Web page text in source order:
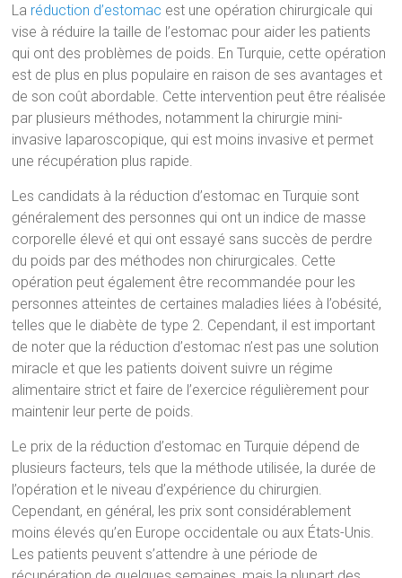
La réduction d’estomac est une opération chirurgicale qui
vise à réduire la taille de l’estomac pour aider les patients
qui ont des problèmes de poids. En Turquie, cette opération
est de plus en plus populaire en raison de ses avantages et
de son coût abordable. Cette intervention peut être réalisée
par plusieurs méthodes, notamment la chirurgie mini-
invasive laparoscopique, qui est moins invasive et permet
une récupération plus rapide.
Les candidats à la réduction d’estomac en Turquie sont
généralement des personnes qui ont un indice de masse
corporelle élevé et qui ont essayé sans succès de perdre
du poids par des méthodes non chirurgicales. Cette
opération peut également être recommandée pour les
personnes atteintes de certaines maladies liées à l’obésité,
telles que le diabète de type 2. Cependant, il est important
de noter que la réduction d’estomac n’est pas une solution
miracle et que les patients doivent suivre un régime
alimentaire strict et faire de l’exercice régulièrement pour
maintenir leur perte de poids.
Le prix de la réduction d’estomac en Turquie dépend de
plusieurs facteurs, tels que la méthode utilisée, la durée de
l’opération et le niveau d’expérience du chirurgien.
Cependant, en général, les prix sont considérablement
moins élevés qu’en Europe occidentale ou aux États-Unis.
Les patients peuvent s’attendre à une période de